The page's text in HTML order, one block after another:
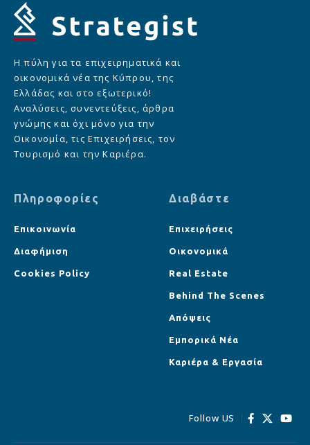
Η πύλη για τα επιχειρηματικά και
οικονομικά νέα της Κύπρου, της
Ελλάδας και στο εξωτερικό!
Αναλύσεις, συνεντεύξεις, άρθρα
γνώμης και όχι μόνο για την
Οικονομία, τις Επιχειρήσεις, τον
Τουρισμό και την Καριέρα.
Πληροφορίες
Επικοινωνία
Διαφήμιση
Cookies Policy
Διαβάστε
Επιχειρήσεις
Οικονομικά
Real Estate
Behind The Scenes
Απόψεις
Εμπορικά Νέα
Καριέρα & Εργασία
Follow US